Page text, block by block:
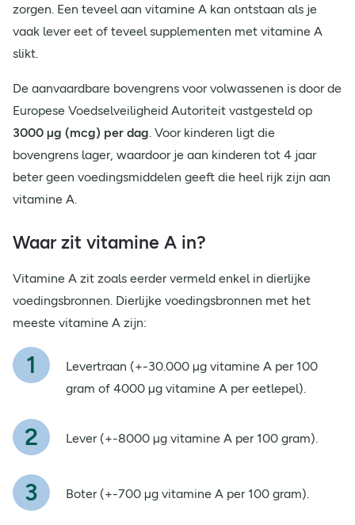
zorgen. Een teveel aan vitamine A kan ontstaan als je
vaak lever eet of teveel supplementen met vitamine A
slikt.
De aanvaardbare bovengrens voor volwassenen is door de
Europese Voedselveiligheid Autoriteit vastgesteld op
3000 µg (mcg) per dag . Voor kinderen ligt die
bovengrens lager, waardoor je aan kinderen tot 4 jaar
beter geen voedingsmiddelen geeft die heel rijk zijn aan
vitamine A.
Waar zit vitamine A in?
Vitamine A zit zoals eerder vermeld enkel in dierlijke
voedingsbronnen. Dierlijke voedingsbronnen met het
meeste vitamine A zijn:
Levertraan (+-30.000 µg vitamine A per 100
gram of 4000 µg vitamine A per eetlepel).
Lever (+-8000 µg vitamine A per 100 gram).
Boter (+-700 µg vitamine A per 100 gram).